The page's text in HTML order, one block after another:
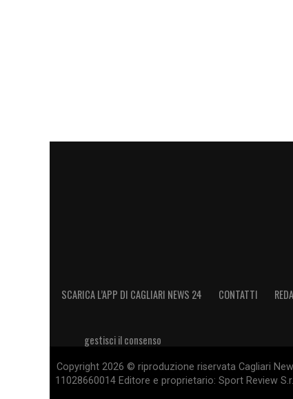
SCARICA L’APP DI CAGLIARI NEWS 24 CONTATTI
gestisci il consenso
Copyright 2026 © riproduzione riservata Cagliari
11028660014 Editore e proprietario: Sport Review